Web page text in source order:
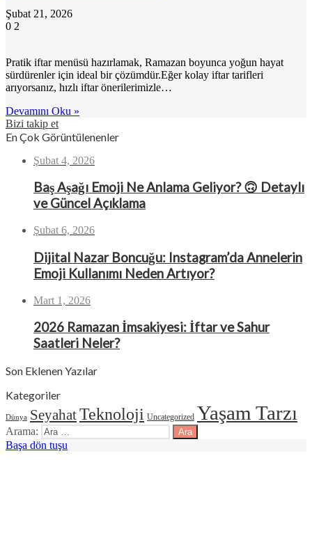
Şubat 21, 2026
0 2
Pratik iftar menüsü hazırlamak, Ramazan boyunca yoğun hayat
sürdürenler için ideal bir çözümdür.Eğer kolay iftar tarifleri
arıyorsanız, hızlı iftar önerilerimizle…
Devamını Oku »
Bizi takip et
En Çok Görüntülenenler
Şubat 4, 2026
Baş Aşağı Emoji Ne Anlama Geliyor? 🙃 Detaylı
ve Güncel Açıklama
Şubat 6, 2026
Dijital Nazar Boncuğu: Instagram’da Annelerin
Emoji Kullanımı Neden Artıyor?
Mart 1, 2026
2026 Ramazan İmsakiyesi: İftar ve Sahur
Saatleri Neler?
Son Eklenen Yazılar
Kategoriler
Dünya SeyahatTeknoloji Uncategorized Yaşam Tarzı
Arama:
Başa dön tuşu